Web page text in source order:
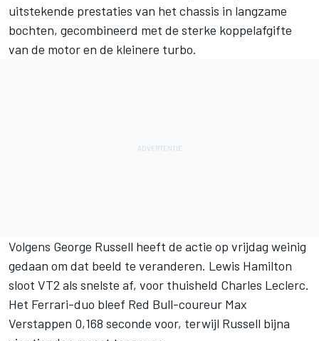
uitstekende prestaties van het chassis in langzame
bochten, gecombineerd met de sterke koppelafgifte
van de motor en de kleinere turbo.
Volgens George Russell heeft de actie op vrijdag weinig
gedaan om dat beeld te veranderen. Lewis Hamilton
sloot VT2 als snelste af, voor thuisheld Charles Leclerc.
Het Ferrari-duo bleef Red Bull-coureur Max
Verstappen 0,168 seconde voor, terwijl Russell bijna